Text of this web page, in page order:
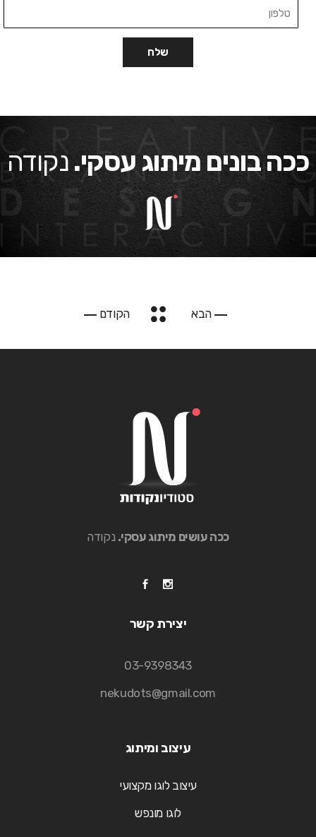
ככה בונים מיתוג עסקי.נקודה
הבא הקודם
ככה עושים מיתוג עסקי. נקודה
יצירת קשר
03-9398343
nekudots@gmail.com
עיצוב ומיתוג
עיצוב לוגו מקצועי
לוגו מונפש